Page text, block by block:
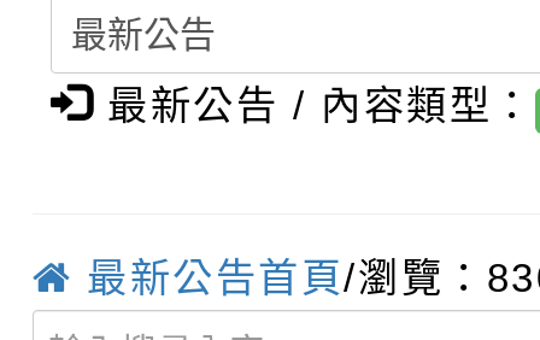
結果(第12招)
賽及師生本土語及新住
賽實施要點
轉知：「桃園市115學
比賽實施要點」
轉知：「115年金融知
畫影片一案
劇比賽實施要點」及修
轉知：桃園市115年度
最新公告 / 內容類型：
最新公告首頁/瀏覽：